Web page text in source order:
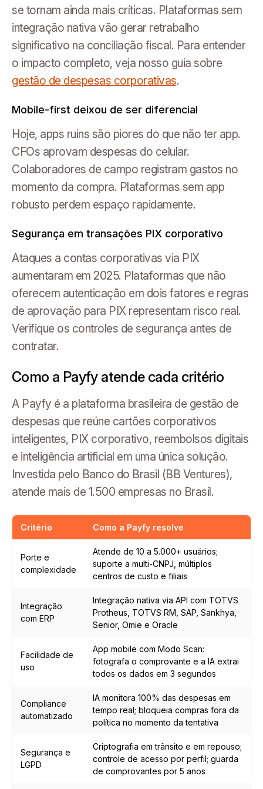
se tornam ainda mais críticas. Plataformas sem
integração nativa vão gerar retrabalho
significativo na conciliação fiscal. Para entender
o impacto completo, veja nosso guia sobre
gestão de despesas corporativas.
Mobile-first deixou de ser diferencial
Hoje, apps ruins são piores do que não ter app.
CFOs aprovam despesas do celular.
Colaboradores de campo registram gastos no
momento da compra. Plataformas sem app
robusto perdem espaço rapidamente.
Segurança em transações PIX corporativo
Ataques a contas corporativas via PIX
aumentaram em 2025. Plataformas que não
oferecem autenticação em dois fatores e regras
de aprovação para PIX representam risco real.
Verifique os controles de segurança antes de
contratar.
Como a Payfy atende cada critério
A Payfy é a plataforma brasileira de gestão de
despesas que reúne cartões corporativos
inteligentes, PIX corporativo, reembolsos digitais
e inteligência artificial em uma única solução.
Investida pelo Banco do Brasil (BB Ventures),
atende mais de 1.500 empresas no Brasil.
Critério Como a Payfy resolve
Porte e
complexidade
Atende de 10 a 5.000+ usuários;
suporte a multi-CNPJ, múltiplos
centros de custo e filiais
Integração
com ERP
Integração nativa via API com TOTVS
Protheus, TOTVS RM, SAP, Sankhya,
Senior, Omie e Oracle
Facilidade de
uso
App mobile com Modo Scan:
fotografa o comprovante e a IA extrai
todos os dados em 3 segundos
Compliance
automatizado
IA monitora 100% das despesas em
tempo real; bloqueia compras fora da
política no momento da tentativa
Segurança e
LGPD
Criptografia em trânsito e em repouso;
controle de acesso por perfil; guarda
de comprovantes por 5 anos